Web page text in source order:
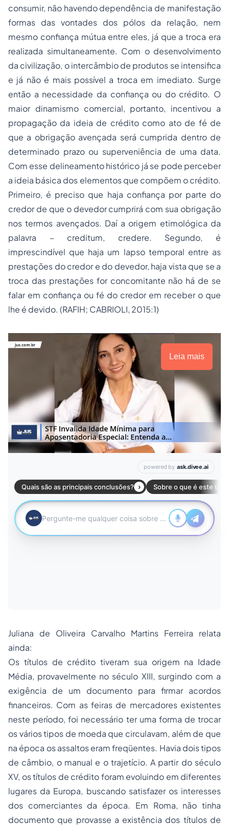
consumir, não havendo dependência de manifestação
formas das vontades dos pólos da relação, nem
mesmo confiança mútua entre eles, já que a troca era
realizada simultaneamente. Com o desenvolvimento
da civilização, o intercâmbio de produtos se intensifica
e já não é mais possível a troca em imediato. Surge
então a necessidade da confiança ou do crédito. O
maior dinamismo comercial, portanto, incentivou a
propagação da ideia de crédito como ato de fé de
que a obrigação avençada será cumprida dentro de
determinado prazo ou superveniência de uma data.
Com esse delineamento histórico já se pode perceber
a ideia básica dos elementos que compõem o crédito.
Primeiro, é preciso que haja confiança por parte do
credor de que o devedor cumprirá com sua obrigação
nos termos avençados. Daí a origem etimológica da
palavra – creditum, credere. Segundo, é
imprescindível que haja um lapso temporal entre as
prestações do credor e do devedor, haja vista que se a
troca das prestações for concomitante não há de se
falar em confiança ou fé do credor em receber o que
lhe é devido. (RAFIH; CABRIOLI, 2015:1)
Leia mais
Juliana de Oliveira Carvalho Martins Ferreira relata
ainda:
Os títulos de crédito tiveram sua origem na Idade
Média, provavelmente no século XIII, surgindo com a
exigência de um documento para firmar acordos
financeiros. Com as feiras de mercadores existentes
neste período, foi necessário ter uma forma de trocar
os vários tipos de moeda que circulavam, além de que
na época os assaltos eram freqüentes. Havia dois tipos
de câmbio, o manual e o trajetício. A partir do século
XV, os títulos de crédito foram evoluindo em diferentes
lugares da Europa, buscando satisfazer os interesses
dos comerciantes da época. Em Roma, não tinha
documento que provasse a existência dos títulos de